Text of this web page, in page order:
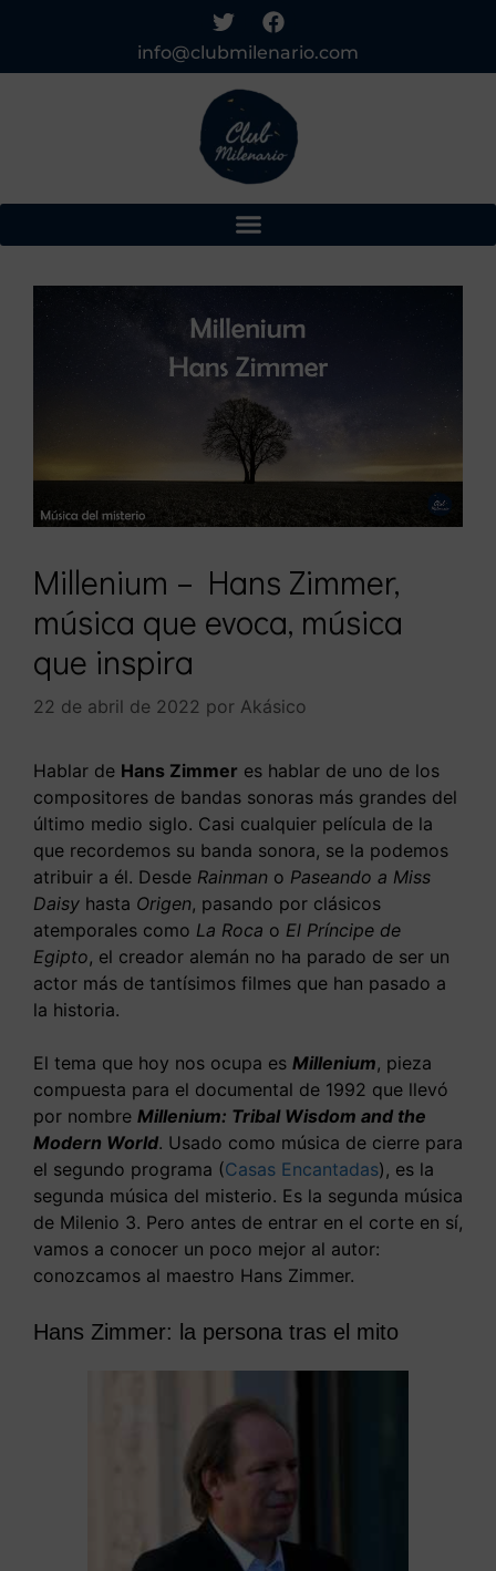
info@clubmilenario.com
Millenium – Hans Zimmer,
música que evoca, música
que inspira
22 de abril de 2022 por Akásico
Hablar de Hans Zimmer es hablar de uno de los
compositores de bandas sonoras más grandes del
último medio siglo. Casi cualquier película de la
que recordemos su banda sonora, se la podemos
atribuir a él. Desde Rainman o Paseando a Miss
Daisy hasta Origen, pasando por clásicos
atemporales como La Roca o El Príncipe de
Egipto, el creador alemán no ha parado de ser un
actor más de tantísimos filmes que han pasado a
la historia.
El tema que hoy nos ocupa es Millenium, pieza
compuesta para el documental de 1992 que llevó
por nombre Millenium: Tribal Wisdom and the
Modern World. Usado como música de cierre para
el segundo programa (Casas Encantadas), es la
segunda música del misterio. Es la segunda música
de Milenio 3. Pero antes de entrar en el corte en sí,
vamos a conocer un poco mejor al autor:
conozcamos al maestro Hans Zimmer.
Hans Zimmer: la persona tras el mito